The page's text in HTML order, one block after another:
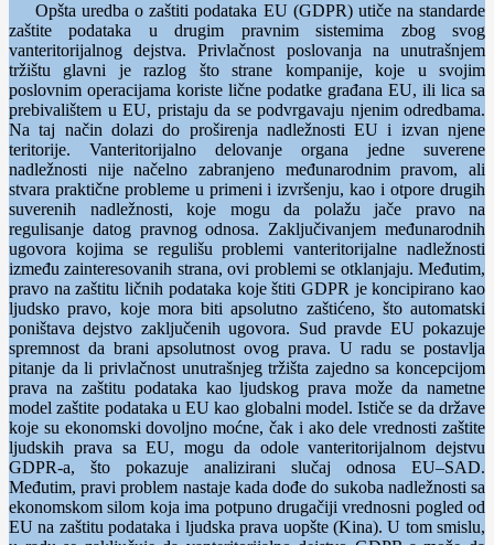
Opšta uredba o zaštiti podataka EU (GDPR) utiče na standarde
zaštite podataka u drugim pravnim sistemima zbog svog
vanteritorijalnog dejstva. Privlačnost poslovanja na unutrašnjem
tržištu glavni je razlog što strane kompanije, koje u svojim
poslovnim operacijama koriste lične podatke građana EU, ili lica sa
prebivalištem u EU, pristaju da se podvrgavaju njenim odredbama.
Na taj način dolazi do proširenja nadležnosti EU i izvan njene
teritorije. Vanteritorijalno delovanje organa jedne suverene
nadležnosti nije načelno zabranjeno međunarodnim pravom, ali
stvara praktične probleme u primeni i izvršenju, kao i otpore drugih
suverenih nadležnosti, koje mogu da polažu jače pravo na
regulisanje datog pravnog odnosa. Zaključivanjem međunarodnih
ugovora kojima se regulišu problemi vanteritorijalne nadležnosti
između zainteresovanih strana, ovi problemi se otklanjaju. Međutim,
pravo na zaštitu ličnih podataka koje štiti GDPR je koncipirano kao
ljudsko pravo, koje mora biti apsolutno zaštićeno, što automatski
poništava dejstvo zaključenih ugovora. Sud pravde EU pokazuje
spremnost da brani apsolutnost ovog prava. U radu se postavlja
pitanje da li privlačnost unutrašnjeg tržišta zajedno sa koncepcijom
prava na zaštitu podataka kao ljudskog prava može da nametne
model zaštite podataka u EU kao globalni model. Ističe se da države
koje su ekonomski dovoljno moćne, čak i ako dele vrednosti zaštite
ljudskih prava sa EU, mogu da odole vanteritorijalnom dejstvu
GDPR-a, što pokazuje analizirani slučaj odnosa EU–SAD.
Međutim, pravi problem nastaje kada dođe do sukoba nadležnosti sa
ekonomskom silom koja ima potpuno drugačiji vrednosni pogled od
EU na zaštitu podataka i ljudska prava uopšte (Kina). U tom smislu,